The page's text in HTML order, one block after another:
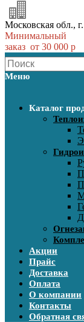
Московская обл.,
Минимальный
заказ от 30 000 р
Меню
Каталог
Акции
Прайс
Доставка
Оплата
О компании
Контакты
Обратная